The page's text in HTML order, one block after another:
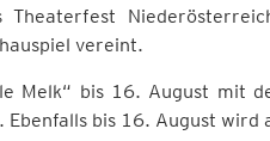
vereint.
Melk“ bis 16. August mit
bis 16. August wird